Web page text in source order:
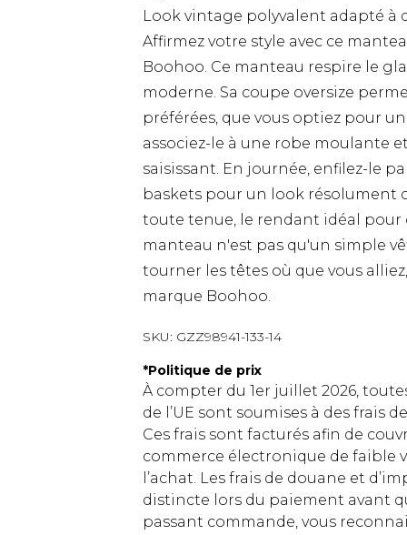
Look vintage polyvalent adapté à
Affirmez votre style avec ce
Boohoo. Ce manteau respire le
moderne. Sa coupe oversize
préférées, que vous optiez pour
associez-le à une robe moulante
saisissant. En journée, enfilez-le
baskets pour un look résolument
toute tenue, le rendant idéal pour
manteau n'est pas qu'un simple
tourner les têtes où que vous
marque Boohoo.
SKU: GZZ98941-133-14
*Politique de prix
À compter du 1er juillet 2026,
de l’UE sont soumises à des frais
Ces frais sont facturés afin de
commerce électronique de faible
l’achat. Les frais de douane et
distincte lors du paiement avant
passant commande, vous